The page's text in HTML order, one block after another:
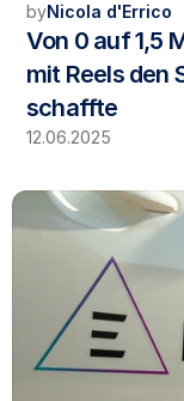
byNicola d'Errico
Von 0 auf 1,5
mit Reels den
schaffte
12.06.2025